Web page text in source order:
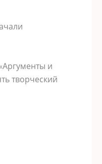
и
творческий